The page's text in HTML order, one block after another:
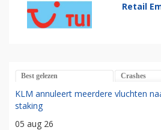
Retail
Best gelezen Crashes
KLM annuleert meerdere vluchten
staking
05 aug 26